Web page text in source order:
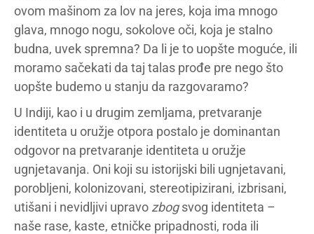
ovom mašinom za lov na jeres, koja ima mnogo
glava, mnogo nogu, sokolove oči, koja je stalno
budna, uvek spremna? Da li je to uopšte moguće, ili
moramo sačekati da taj talas prođe pre nego što
uopšte budemo u stanju da razgovaramo?
U Indiji, kao i u drugim zemljama, pretvaranje
identiteta u oružje otpora postalo je dominantan
odgovor na pretvaranje identiteta u oružje
ugnjetavanja. Oni koji su istorijski bili ugnjetavani,
porobljeni, kolonizovani, stereotipizirani, izbrisani,
utišani i nevidljivi upravo zbogsvog identiteta –
naše rase, kaste, etničke pripadnosti, roda ili